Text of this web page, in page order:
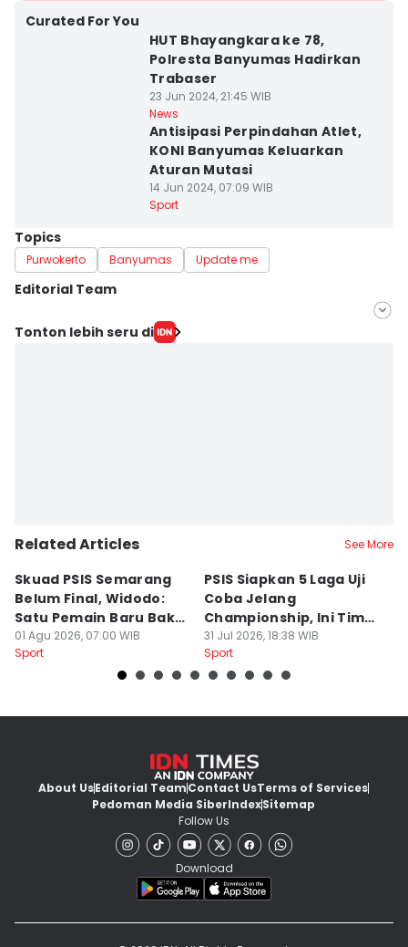
Curated For You
HUT Bhayangkara ke 78,
Polresta Banyumas Hadirkan
Trabaser
23 Jun 2024, 21:45 WIB
News
Antisipasi Perpindahan Atlet,
KONI Banyumas Keluarkan
Aturan Mutasi
14 Jun 2024, 07:09 WIB
Sport
Topics
Purwokerto Banyumas Update me
Editorial Team
Editor
Tonton lebih seru di
Related Articles See More
Skuad PSIS Semarang
Belum Final, Widodo:
Satu Pemain Baru Bakal
Gabung
01 Agu 2026, 07:00 WIB
Sport
PSIS Siapkan 5 Laga Uji
Coba Jelang
Championship, Ini Tim
Calon Lawan
31 Jul 2026, 18:38 WIB
Sport
About UsEditorial TeamContact UsTerms of Services
Pedoman Media SiberIndexSitemap
Follow Us
Download